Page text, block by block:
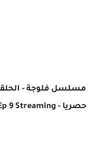
مسلسل فلوجة -
حصريا - Fallujah Ep 9 Streaming